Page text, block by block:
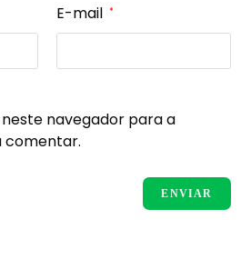
E-mail *
navegador para a
comentar.